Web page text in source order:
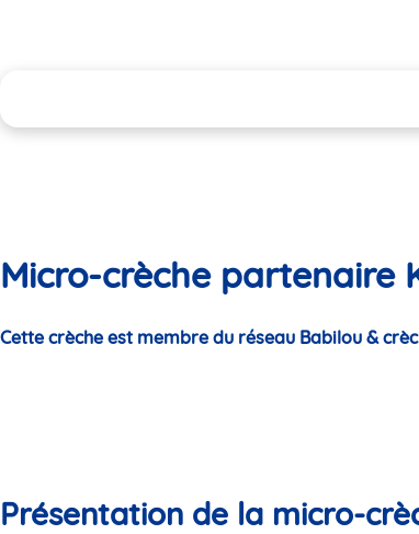
Micro-crèche partenaire
Cette crèche est membre du réseau Babilou &
Présentation de la micro-